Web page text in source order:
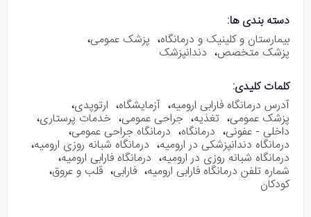
دسته بندی ها:
بیمارستان و کلینیک و درمانگاه، پزشک عمومی،
پزشک متخصص، دندانپزشک
کلمات کلیدی:
آدرس درمانگاه فارابی ارومیه، آزمایشگاه، ارتوپدی،
پزشک عمومی، تغذیه، جراحی عمومی، خدمات پرستاری،
داخلی - عفونی، درمانگاه، درمانگاه جراحی عمومی،
درمانگاه دندانپزشکی در ارومیه، درمانگاه شبانه روزی ارومیه،
درمانگاه شبانه روزی در ارومیه، درمانگاه فارابی ارومیه،
شماره تلفن درمانگاه فارابی ارومیه، فارابی، قلب و عروق،
کودکان